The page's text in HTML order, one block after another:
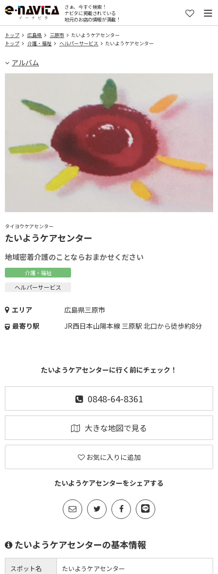
さぁ、今すぐ検索！
ナビタに掲載されている
地元のお店の情報が満載！
トップ 広島県 三原市
たいようケアセンター
トップ
介護・福祉 ヘルパーサービス たいようケアセンター
アルバム
タイヨウケアセンター
たいようケアセンター
地域密着介護のことならおまかせください
介護・福祉
ヘルパーサービス
エリア
広島県三原市
最寄り駅
JR西日本山陽本線 三原駅 北口から徒歩約8分
たいようケアセンターに行く前にチェック！
0848-64-8361
大きな地図で見る
お気に入りに追加
たいようケアセンターをシェアする
たいようケアセンターの基本情報
スポット名 たいようケアセンター